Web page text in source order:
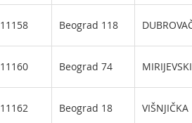
11158 Beograd 118
11160 Beograd 74
11162 Beograd 18